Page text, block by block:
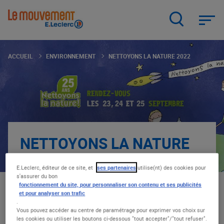
ACCUEIL ENVIRONNEMENT NETTOYONS LA NATURE 2022
NETTOYONS LA NATURE
2022
ENVIRONNEMENT
L’opération « Nettoyons la nature » organisée
E.Leclerc, éditeur de ce site, et ses partenaires utilise(nt) des cookies pour
s'assurer du bon
fonctionnement du site, pour personnaliser son contenu et ses publicités
et pour analyser son trafic
.
Vous pouvez accéder au centre de paramétrage pour exprimer vos choix sur
les cookies ou utiliser les boutons ci-dessous "tout accepter"/"tout refuser".